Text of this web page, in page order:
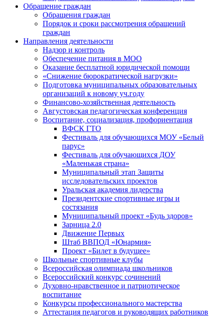
Обращение граждан
Обращения граждан
Порядок и сроки рассмотрения обращений
граждан
Направления деятельности
Надзор и контроль
Обеспечение питания в МОО
Оказание бесплатной юридической помощи
«Снижение бюрократической нагрузки»
Подготовка муниципальных образовательных
организаций к новому уч.году
Финансово-хозяйственная деятельность
Августовская педагогическая конференция
Воспитание, социализация, профориентация
ВФСК ГТО
Фестиваль для обучающихся МОУ «Белый
парус»
Фестиваль для обучающихся ДОУ
«Маленькая страна»
Муниципальный этап Защиты
исследовательских проектов
Уральская академия лидерства
Президентские спортивные игры и
состязания
Муниципальный проект «Будь здоров»
Зарница 2.0
Движение Первых
Штаб ВВПОД «Юнармия»
Проект «Билет в будущее»
Школьные спортивные клубы
Всероссийская олимпиада школьников
Всероссийский конкурс сочинений
Духовно-нравственное и патриотическое
воспитание
Конкурсы профессионального мастерства
Аттестация педагогов и руководящих работников